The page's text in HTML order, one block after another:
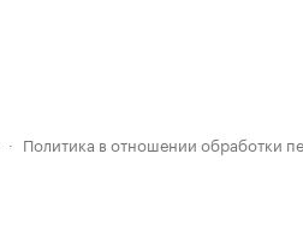
· Политика в отношении обработки